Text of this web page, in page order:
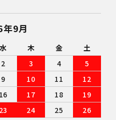
9月
水 木 金
土
2 3 4
5
9 10 11
12
16 17 18
19
23 24 25
26